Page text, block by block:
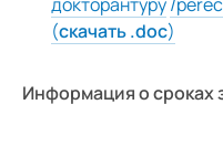
(скачать .doc)
Информация о сроках